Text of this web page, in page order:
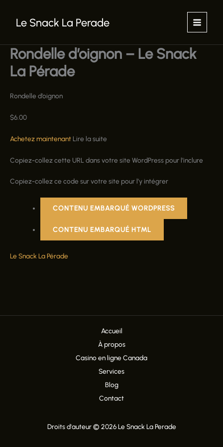
contenuLe Snack La Perade
Rondelle d’oignon – Le Snack
La Pérade
Rondelle d’oignon
$6.00
Achetez maintenant Lire la suite
Copiez-collez cette URL dans votre site WordPress pour l’inclure
Copiez-collez ce code sur votre site pour l’y intégrer
CONTENU EMBARQUÉ WORDPRESS
CONTENU EMBARQUÉ HTML
Le Snack La Pérade
Accueil
À propos
Casino en ligne Canada
Services
Blog
Contact
Droits d'auteur © 2026 Le Snack La Perade